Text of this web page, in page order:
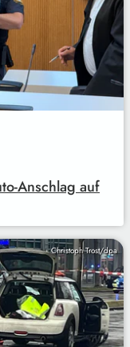
Anschlag auf
Christoph Trost/dpa